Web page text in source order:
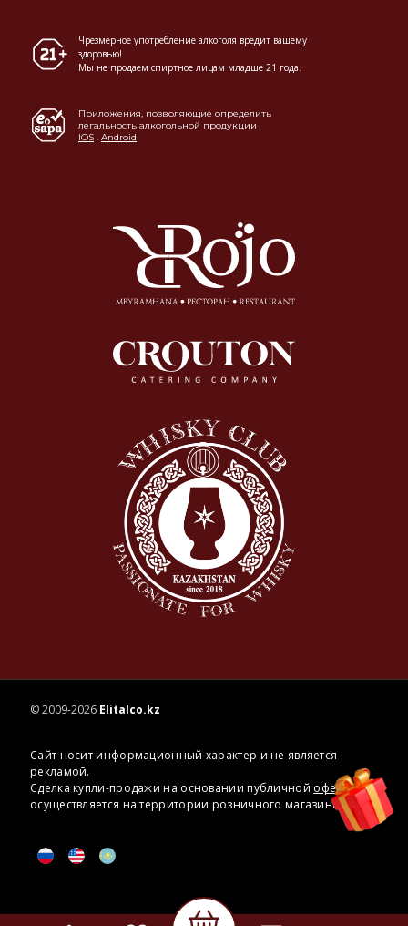
Чрезмерное употребление алкоголя вредит вашему
здоровью!
Мы не продаем спиртное лицам младше 21 года.
Приложения, позволяющие определить
легальность алкогольной продукции
IOS . Android
© 2009-2026 Elitalco.kz
Сайт носит информационный характер и не является
рекламой.
Сделка купли-продажи на основании публичной оферты
осуществляется на территории розничного магазина.